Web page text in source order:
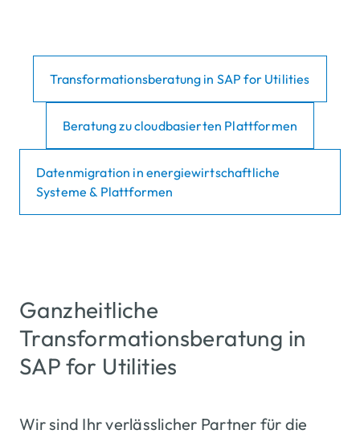
Transformationsberatung in SAP for Utilities
Beratung zu cloudbasierten Plattformen
Datenmigration in energiewirtschaftliche
Systeme & Plattformen
Ganzheitliche
Transformationsberatung in
SAP for Utilities
Wir sind Ihr verlässlicher Partner für die